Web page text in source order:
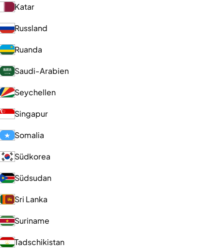
Katar
Russland
Ruanda
Saudi-Arabien
Seychellen
Singapur
Somalia
Südkorea
Südsudan
Sri Lanka
Suriname
Tadschikistan